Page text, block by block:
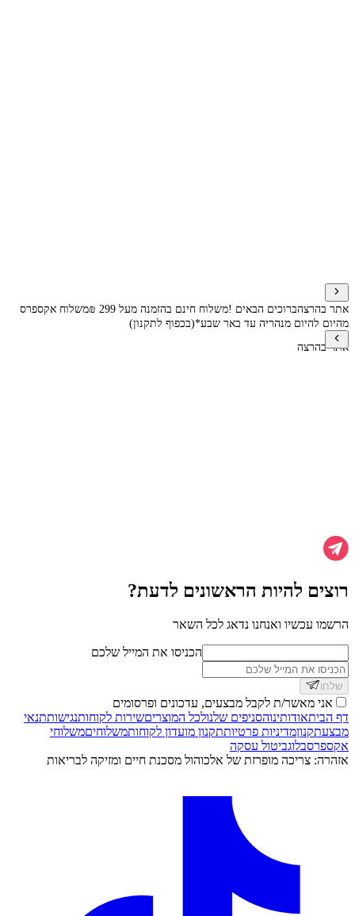
אתר בהרצהברוכים הבאים !משלוח חינם בהזמנה מעל 299 ₪
משלוח אקספרס
מהיום להיום מנהריה עד באר שבע*(בכפוף לתקנון)
אתר בהרצה
רוצים להיות הראשונים לדעת?
הרשמו עכשיו ואנחנו נדאג לכל השאר
הכניסו את המייל שלכם
שלחו
אני מאשר/ת לקבל מבצעים, עדכונים ופרסומים
דף הביתאודותינוהסניפים שלנולכל המוצריםשירות לקוחותנגישותתנאי
מבצעתקנוןמדיניות פרטיותתקנון מועדון לקוחותמשלוחיםמשלוחי
אקספרסבלוגביטול עסקה
אזהרה: צריכה מופרזת של אלכוהול מסכנת חיים ומזיקה לבריאות